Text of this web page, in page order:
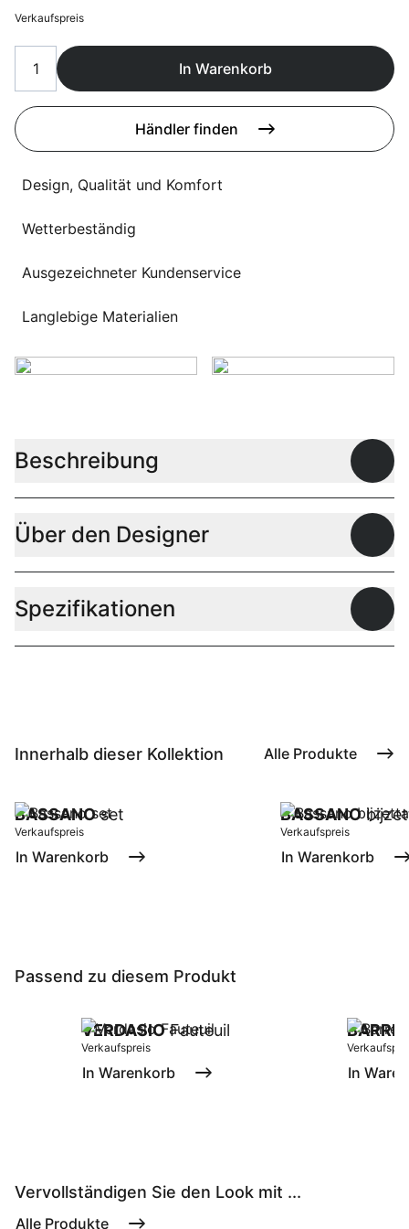
Verkaufspreis
In Warenkorb
Händler finden
Design, Qualität und Komfort
Wetterbeständig
Ausgezeichneter Kundenservice
Langlebige Materialien
Beschreibung
Über den Designer
Spezifikationen
Innerhalb dieser Kollektion Alle Produkte
BASSANOset
Verkaufspreis
In Warenkorb
BASSANO
Verkaufspreis
In Warenkorb
Passend zu diesem Produkt
VERDASIOFauteuil
Verkaufspreis
In Warenkorb In
Vervollständigen Sie den Look mit ...
Alle Produkte